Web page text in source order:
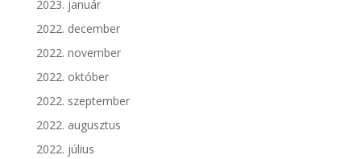
2023. január
2022. december
2022. november
2022. október
2022. szeptember
2022. augusztus
2022. július